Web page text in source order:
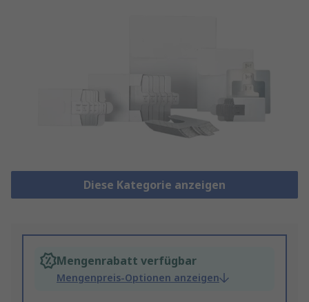
Diese Kategorie anzeigen
Mengenrabatt verfügbar
Mengenpreis-Optionen anzeigen